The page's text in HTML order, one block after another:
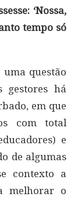
‘Nossa,
tempo só
questão
gestores há
em que
com total
e
de algumas
contexto a
melhorar o